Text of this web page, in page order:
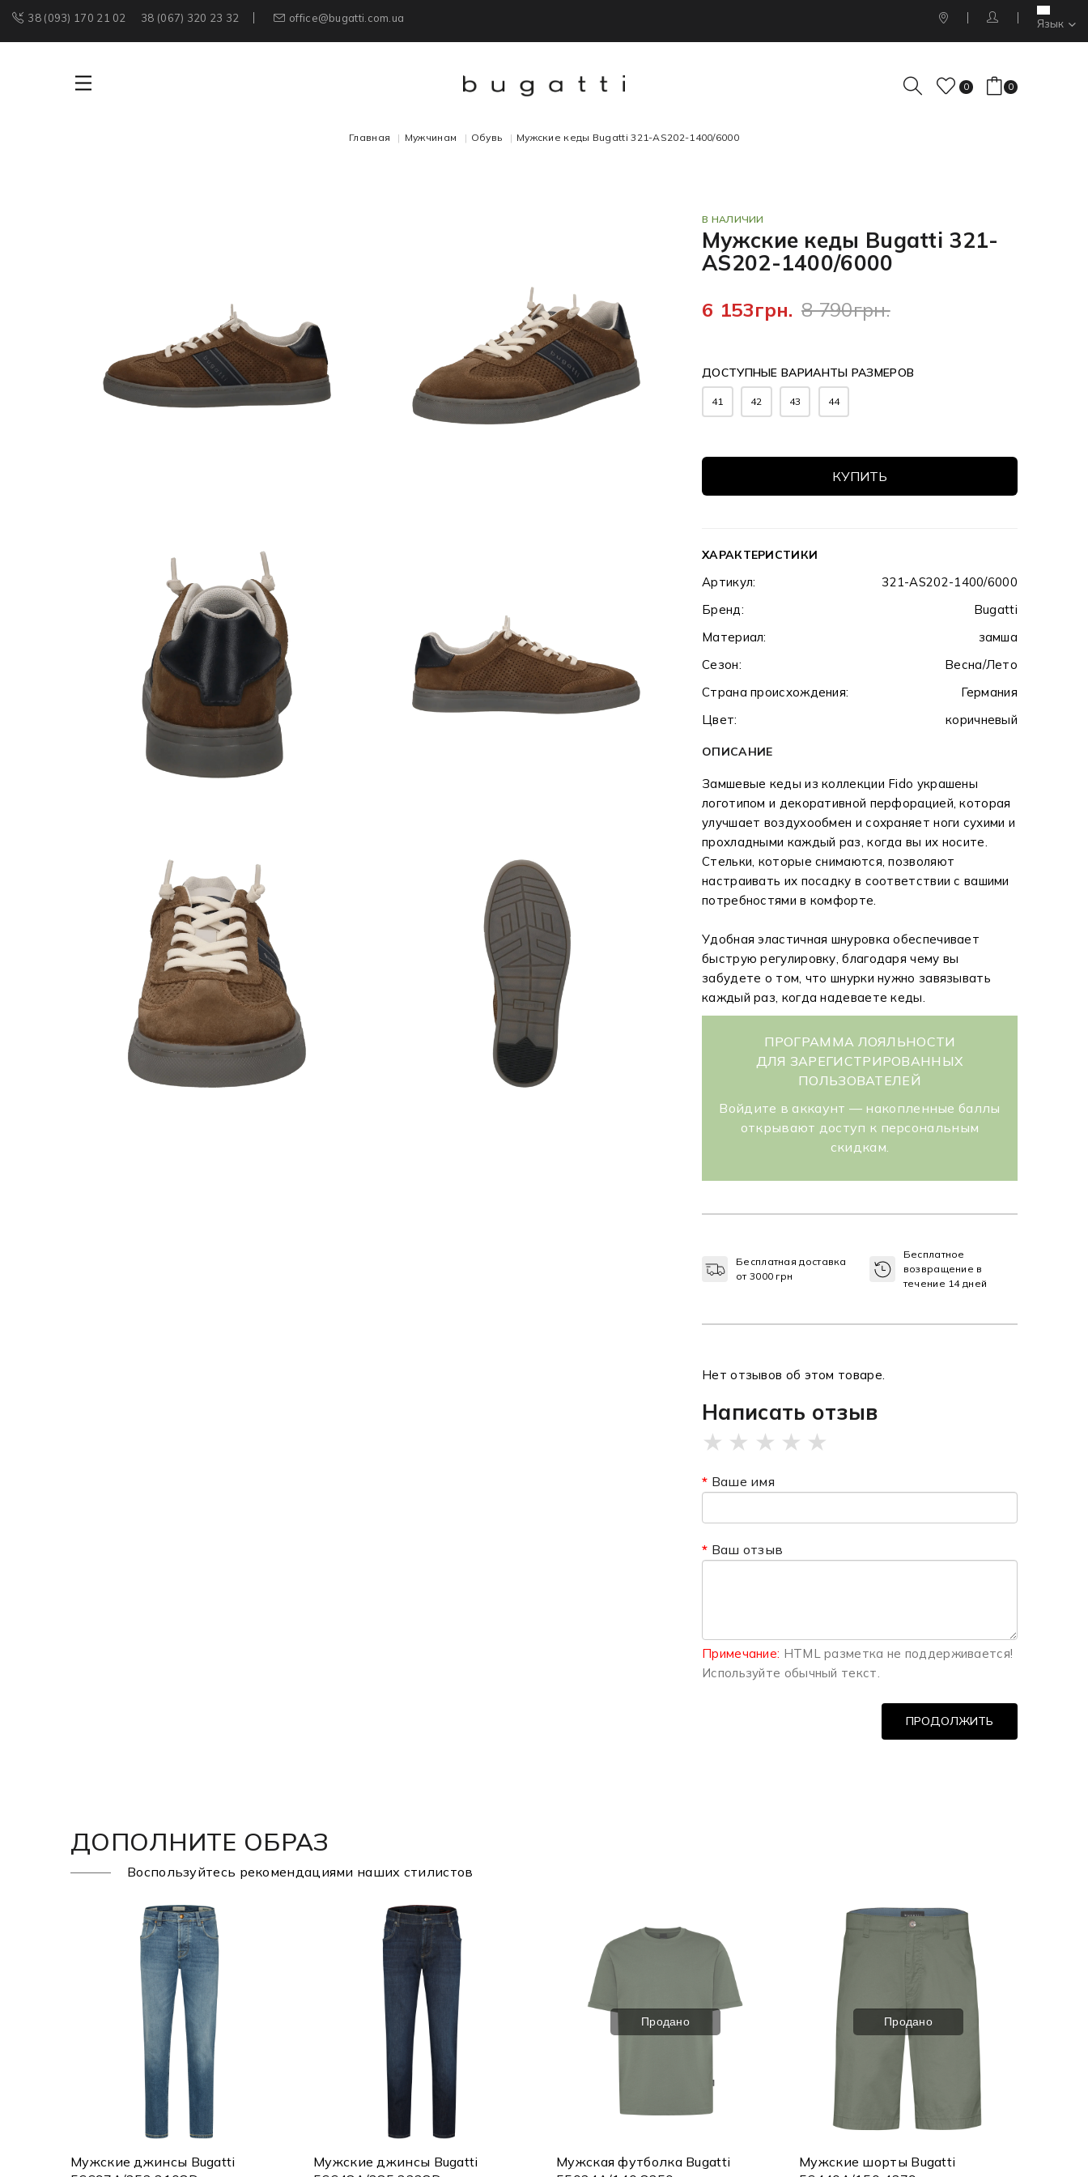
38 (093) 170 21 02 38 (067) 320 23 32 office@bugatti.com.ua Язык
0 0
Главная Мужчинам Обувь Мужские кеды Bugatti 321-AS202-1400/6000
В НАЛИЧИИ
Мужские кеды Bugatti 321-
AS202-1400/6000
6 153грн. 8 790грн.
ДОСТУПНЫЕ ВАРИАНТЫ РАЗМЕРОВ
41 42 43 44
КУПИТЬ
ХАРАКТЕРИСТИКИ
Артикул:
321-AS202-1400/6000
Бренд:
Bugatti
Материал:
замша
Сезон:
Весна/Лето
Страна происхождения:
Германия
Цвет:
коричневый
ОПИСАНИЕ
Замшевые кеды из коллекции Fido украшены
логотипом и декоративной перфорацией, которая
улучшает воздухообмен и сохраняет ноги сухими и
прохладными каждый раз, когда вы их носите.
Стельки, которые снимаются, позволяют
настраивать их посадку в соответствии с вашими
потребностями в комфорте.
Удобная эластичная шнуровка обеспечивает
быструю регулировку, благодаря чему вы
забудете о том, что шнурки нужно завязывать
каждый раз, когда надеваете кеды.
ПРОГРАММА ЛОЯЛЬНОСТИ
ДЛЯ ЗАРЕГИСТРИРОВАННЫХ
ПОЛЬЗОВАТЕЛЕЙ
Войдите в аккаунт — накопленные баллы
открывают доступ к персональным
скидкам.
Бесплатная доставка
от 3000 грн
Бесплатное
возвращение в
течение 14 дней
Нет отзывов об этом товаре.
Написать отзыв
★ ★ ★ ★ ★
Ваше имя
Ваш отзыв
Примечание: HTML разметка не поддерживается!
Используйте обычный текст.
ПРОДОЛЖИТЬ
ДОПОЛНИТЕ ОБРАЗ
Воспользуйтесь рекомендациями наших стилистов
Мужские джинсы Bugatti
Мужские джинсы Bugatti
Продано
Мужская футболка Bugatti
Продано
Мужские шорты Bugatti